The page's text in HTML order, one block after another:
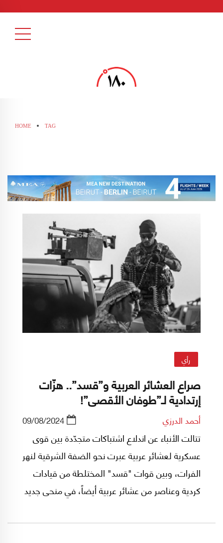
HOME TAG
رأي
صراع العشائر العربية و”قسد”.. هزّات
إرتدادية لـ”طوفان الأقصى”!
أحمد الدرزي 09/08/2024
تتالت الأنباء عن اندلاع اشتباكات متجدّدة بين قوى
عسكرية لعشائر عربية عبرت نحو الضفة الشرقية لنهر
الفرات، وبين قوات "قسد" المختلطة من قيادات
كردية وعناصر من عشائر عربية أيضاً، في منحى جديد